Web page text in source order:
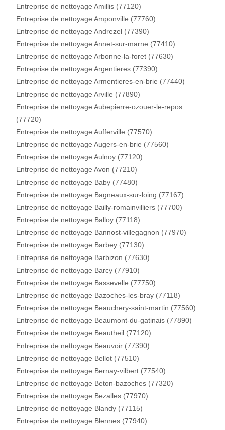
Entreprise de nettoyage Amillis (77120)
Entreprise de nettoyage Amponville (77760)
Entreprise de nettoyage Andrezel (77390)
Entreprise de nettoyage Annet-sur-marne (77410)
Entreprise de nettoyage Arbonne-la-foret (77630)
Entreprise de nettoyage Argentieres (77390)
Entreprise de nettoyage Armentieres-en-brie (77440)
Entreprise de nettoyage Arville (77890)
Entreprise de nettoyage Aubepierre-ozouer-le-repos
(77720)
Entreprise de nettoyage Aufferville (77570)
Entreprise de nettoyage Augers-en-brie (77560)
Entreprise de nettoyage Aulnoy (77120)
Entreprise de nettoyage Avon (77210)
Entreprise de nettoyage Baby (77480)
Entreprise de nettoyage Bagneaux-sur-loing (77167)
Entreprise de nettoyage Bailly-romainvilliers (77700)
Entreprise de nettoyage Balloy (77118)
Entreprise de nettoyage Bannost-villegagnon (77970)
Entreprise de nettoyage Barbey (77130)
Entreprise de nettoyage Barbizon (77630)
Entreprise de nettoyage Barcy (77910)
Entreprise de nettoyage Bassevelle (77750)
Entreprise de nettoyage Bazoches-les-bray (77118)
Entreprise de nettoyage Beauchery-saint-martin (77560)
Entreprise de nettoyage Beaumont-du-gatinais (77890)
Entreprise de nettoyage Beautheil (77120)
Entreprise de nettoyage Beauvoir (77390)
Entreprise de nettoyage Bellot (77510)
Entreprise de nettoyage Bernay-vilbert (77540)
Entreprise de nettoyage Beton-bazoches (77320)
Entreprise de nettoyage Bezalles (77970)
Entreprise de nettoyage Blandy (77115)
Entreprise de nettoyage Blennes (77940)